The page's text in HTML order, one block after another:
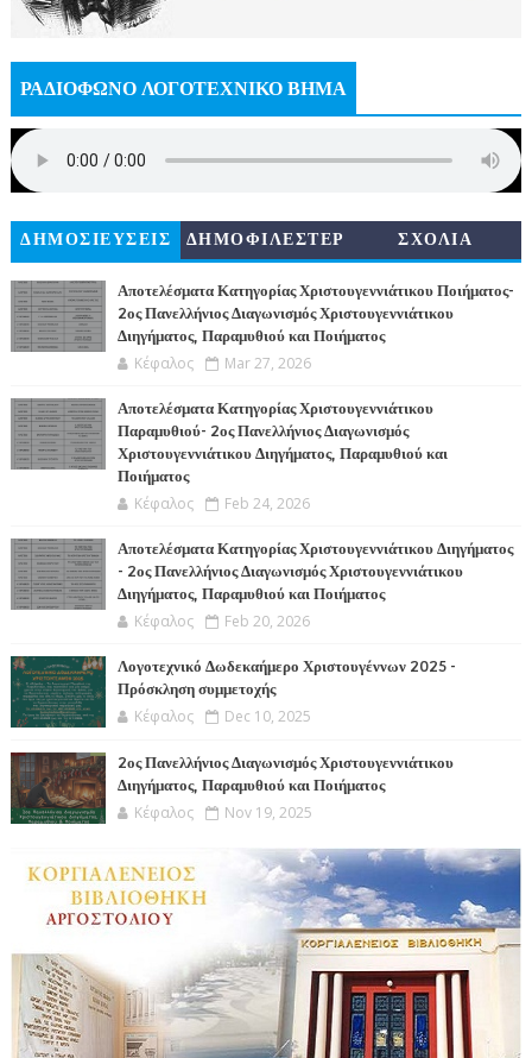
ΡΑΔΙΟΦΩΝΟ ΛΟΓΟΤΕΧΝΙΚΟ ΒΗΜΑ
ΔΗΜΟΣΙΕΥΣΕΙΣ
ΔΗΜΟΦΙΛΕΣΤΕΡ
ΣΧΟΛΙΑ
Αποτελέσματα Κατηγορίας Χριστουγεννιάτικου Ποιήματος-
2ος Πανελλήνιος Διαγωνισμός Χριστουγεννιάτικου
Διηγήματος, Παραμυθιού και Ποιήματος
Κέφαλος Mar 27, 2026
Αποτελέσματα Κατηγορίας Χριστουγεννιάτικου
Παραμυθιού- 2ος Πανελλήνιος Διαγωνισμός
Χριστουγεννιάτικου Διηγήματος, Παραμυθιού και
Ποιήματος
Κέφαλος Feb 24, 2026
Αποτελέσματα Κατηγορίας Χριστουγεννιάτικου Διηγήματος
- 2ος Πανελλήνιος Διαγωνισμός Χριστουγεννιάτικου
Διηγήματος, Παραμυθιού και Ποιήματος
Κέφαλος Feb 20, 2026
Λογοτεχνικό Δωδεκαήμερο Χριστουγέννων 2025 -
Πρόσκληση συμμετοχής
Κέφαλος Dec 10, 2025
2ος Πανελλήνιος Διαγωνισμός Χριστουγεννιάτικου
Διηγήματος, Παραμυθιού και Ποιήματος
Κέφαλος Nov 19, 2025